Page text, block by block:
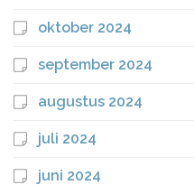
oktober 2024
september 2024
augustus 2024
juli 2024
juni 2024